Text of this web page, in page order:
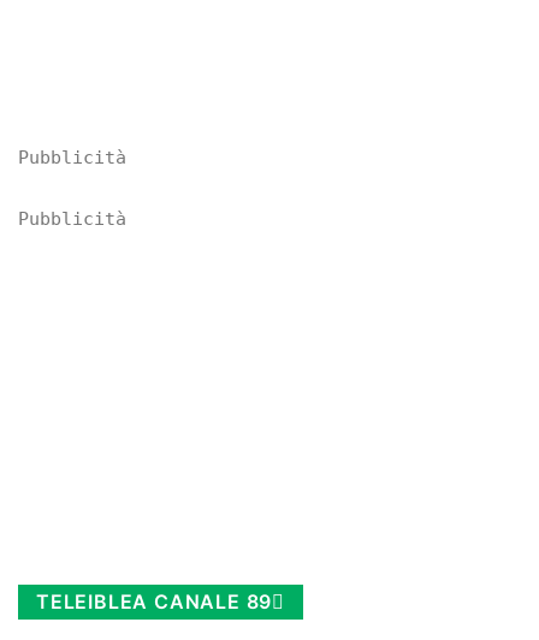
Pubblicità
Pubblicità
TELEIBLEA CANALE 89